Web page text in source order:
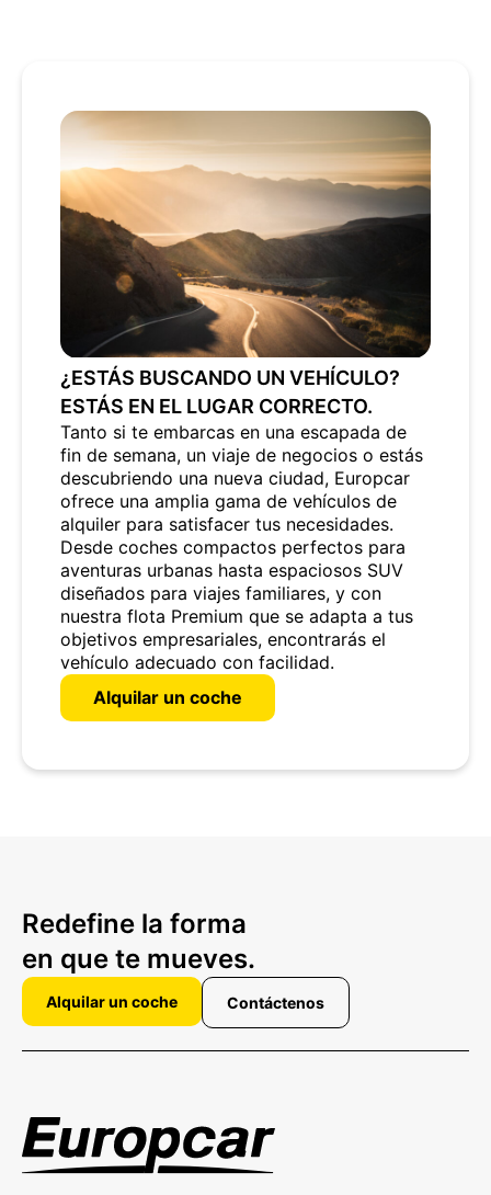
¿ESTÁS BUSCANDO UN VEHÍCULO?
ESTÁS EN EL LUGAR CORRECTO.
Tanto si te embarcas en una escapada de
fin de semana, un viaje de negocios o estás
descubriendo una nueva ciudad, Europcar
ofrece una amplia gama de vehículos de
alquiler para satisfacer tus necesidades.
Desde coches compactos perfectos para
aventuras urbanas hasta espaciosos SUV
diseñados para viajes familiares, y con
nuestra flota Premium que se adapta a tus
objetivos empresariales, encontrarás el
vehículo adecuado con facilidad.
Alquilar un coche
Redefine la forma
en que te mueves.
Alquilar un coche Contáctenos